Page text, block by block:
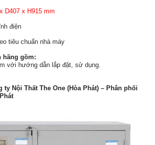
D407 x H915 mm
điện
tiêu chuẩn nhà máy
hãng gồm:
với hướng dẫn lắp đặt, sử dụng.
ty Nội Thất The One (Hòa Phát) – Phân phối